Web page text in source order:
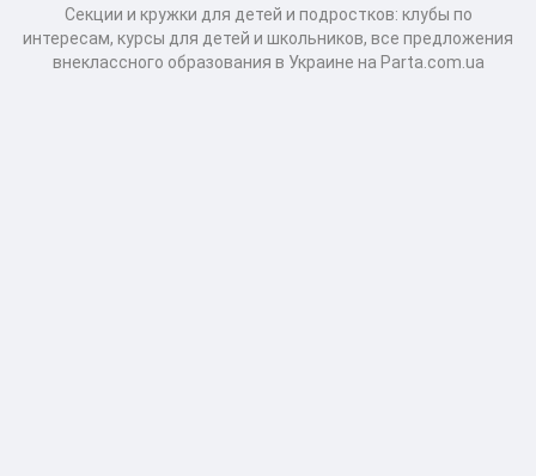
Секции и кружки для детей и подростков: клубы по
интересам, курсы для детей и школьников, все предложения
внеклассного образования в Украине на Parta.com.ua